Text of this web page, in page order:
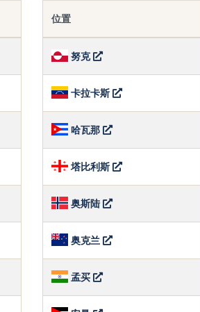
位置
努克
卡拉卡斯
哈瓦那
塔比利斯
奥斯陆
奥克兰
孟买